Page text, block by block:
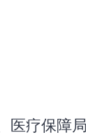
医疗保障